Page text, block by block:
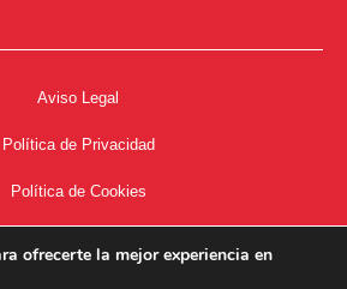
Aviso Legal
Política de Privacidad
Política de Cookies
ofrecerte la mejor experiencia en